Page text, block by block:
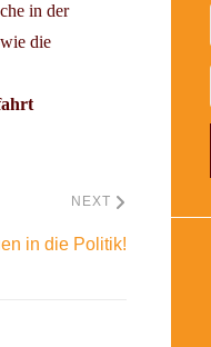
in der
die
NEXT
in die Politik!